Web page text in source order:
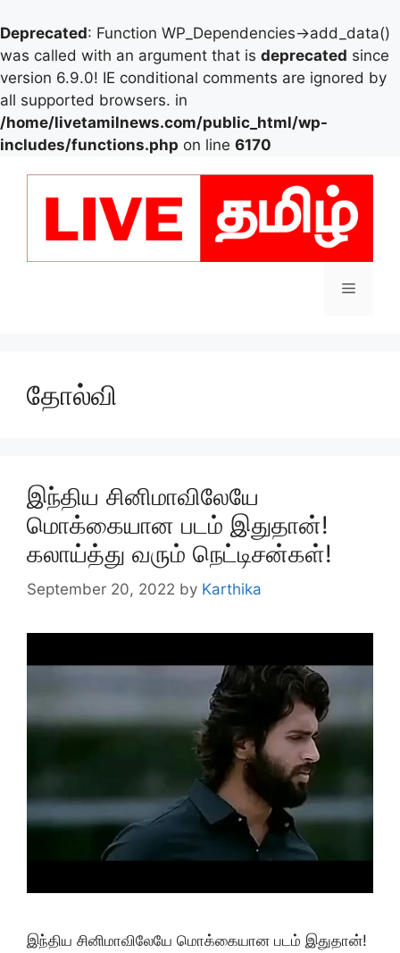
Deprecated: Function WP_Dependencies->add_data()
was called with an argument that is deprecated since
version 6.9.0! IE conditional comments are ignored by
all supported browsers. in
/home/livetamilnews.com/public_html/wp-
includes/functions.php on line 6170
Menu
தோல்வி
இந்திய சினிமாவிலேயே
மொக்கையான படம் இதுதான்!
கலாய்த்து வரும் நெட்டிசன்கள்!
September 20, 2022 by Karthika
இந்திய சினிமாவிலேயே மொக்கையான படம் இதுதான்!